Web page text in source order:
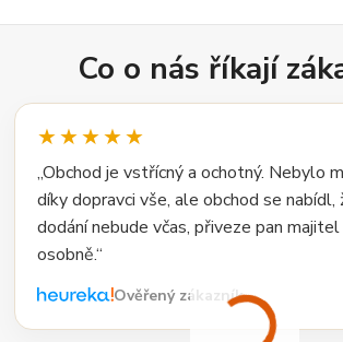
Co o nás říkají
★★★★★
„Obchod je vstřícný a ochotný. Nebylo
díky dopravci vše, ale obchod se nabídl,
dodání nebude včas, přiveze pan
osobně.“
Ověřený zákazník